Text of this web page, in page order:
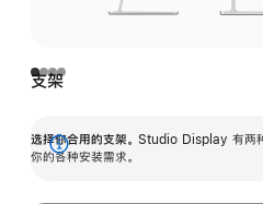
支架
选择你合用的支架。 Studio Display 有两种
你的各种安装需求。
展